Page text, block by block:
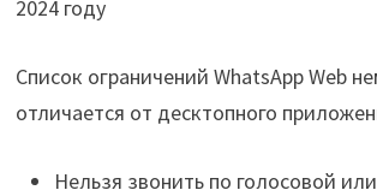
Список ограничений WhatsApp Web
отличается от десктопного
Нельзя звонить по голосовой